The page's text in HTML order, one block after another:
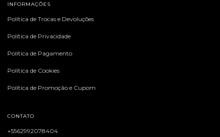
INFORMAÇÕES
Política de Trocas e Devoluções
Política de Privacidade
Política de Pagamento
Política de Cookies
Política de Promoção e Cupom
CONTATO
+5562992078404